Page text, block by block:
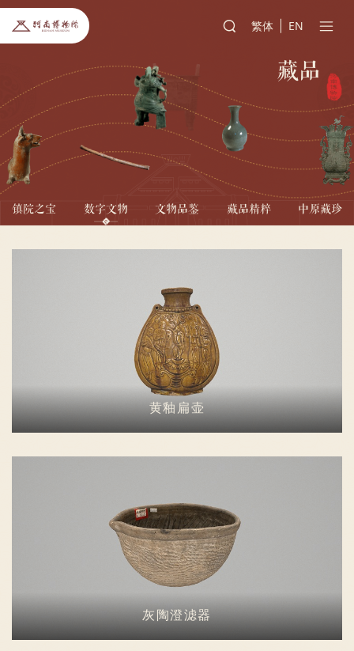
繁体 EN
藏品
镇院之宝 数字文物 文物品鉴 藏品精粹 中原藏珍
黄釉扁壶
灰陶澄滤器